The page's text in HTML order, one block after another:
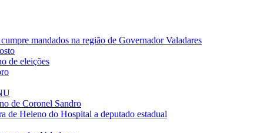
mandados na região de Governador Valadares
de eleições
de Coronel Sandro
de Heleno do Hospital a deputado estadual